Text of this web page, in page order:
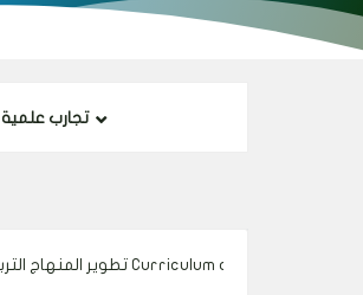
تجارب علمية
تطوير المنهاج التربوي Curriculum development